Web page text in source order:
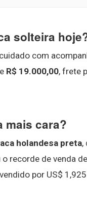
solteira
com
R$ 19.000,00, frete
mais cara?
holandesa preta,
recorde de venda
por US$